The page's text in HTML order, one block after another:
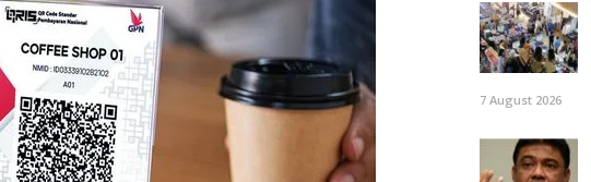
7 August 2026